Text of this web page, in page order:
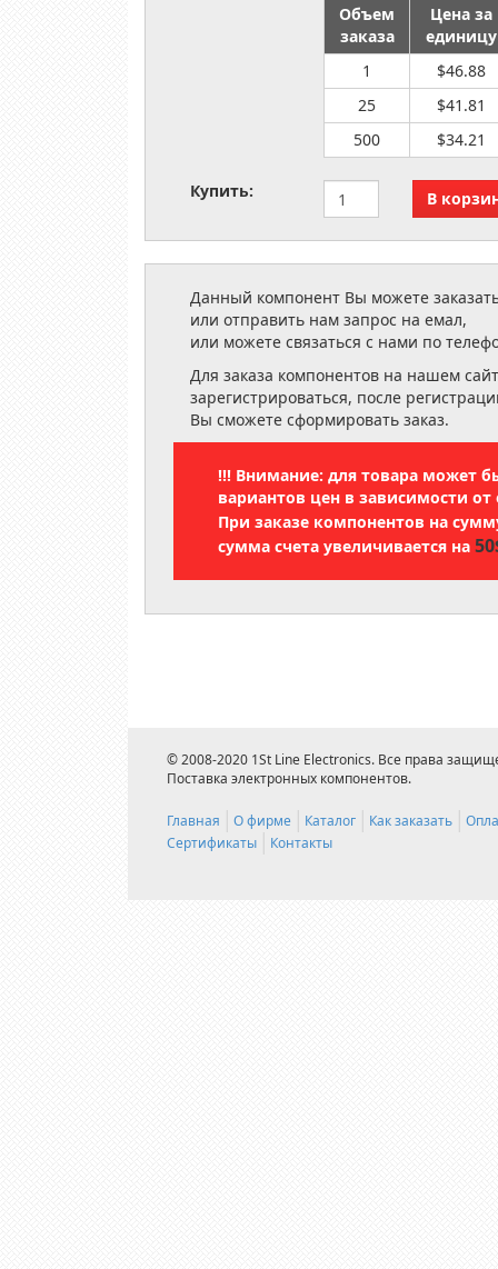
Объем
заказа
Цена за
единицу
1
$46.88
25
$41.81
500
$34.21
Купить:
Данный компонент Вы можете
или отправить нам запрос на емал,
или можете связаться с нами по
Для заказа компонентов на нашем
зарегистрироваться, после
Вы сможете сформировать заказ.
!!! Внимание: для товара может
вариантов цен в зависимости от
При заказе компонентов на
сумма счета увеличивается на
© 2008-2020 1St Line Electronics. Все права
Поставка электронных компонентов.
Главная О фирме Каталог Как заказать
Сертификаты
Контакты